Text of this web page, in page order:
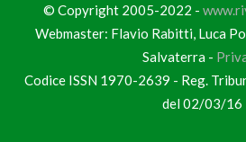
© Copyright 2005-2022 -
Webmaster: Flavio Rabitti, Luca
Salvaterra -
Codice ISSN 1970-2639 - Reg.
del 02/03/16